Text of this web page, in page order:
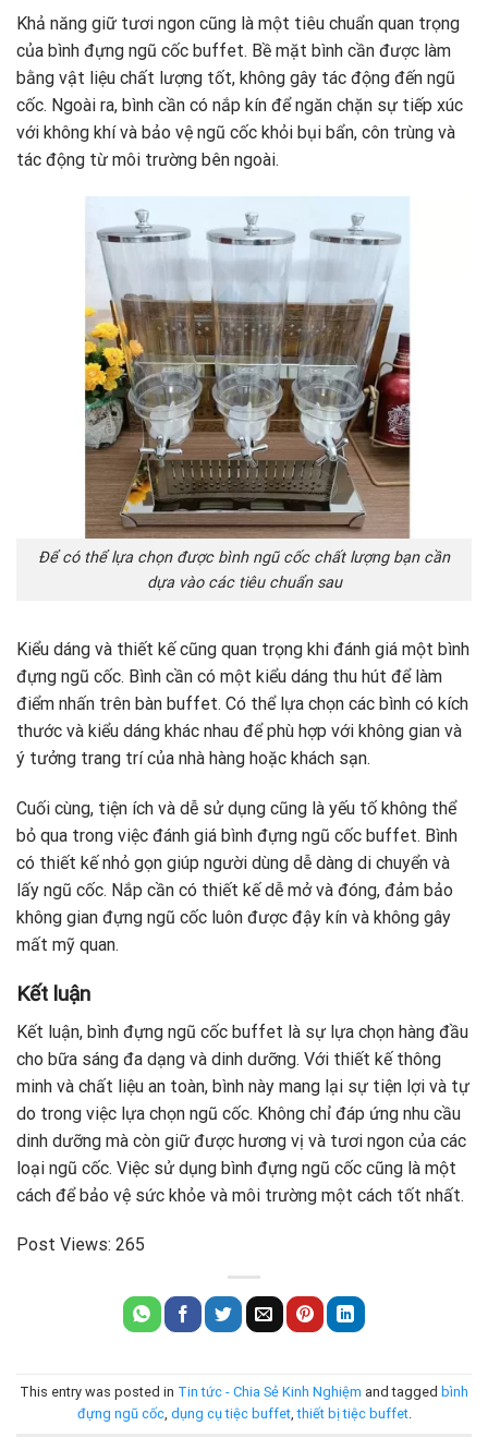
Khả năng giữ tươi ngon cũng là một tiêu chuẩn quan trọng
của bình đựng ngũ cốc buffet. Bề mặt bình cần được làm
bằng vật liệu chất lượng tốt, không gây tác động đến ngũ
cốc. Ngoài ra, bình cần có nắp kín để ngăn chặn sự tiếp xúc
với không khí và bảo vệ ngũ cốc khỏi bụi bẩn, côn trùng và
tác động từ môi trường bên ngoài.
Để có thể lựa chọn được bình ngũ cốc chất lượng bạn cần
dựa vào các tiêu chuẩn sau
Kiểu dáng và thiết kế cũng quan trọng khi đánh giá một bình
đựng ngũ cốc. Bình cần có một kiểu dáng thu hút để làm
điểm nhấn trên bàn buffet. Có thể lựa chọn các bình có kích
thước và kiểu dáng khác nhau để phù hợp với không gian và
ý tưởng trang trí của nhà hàng hoặc khách sạn.
Cuối cùng, tiện ích và dễ sử dụng cũng là yếu tố không thể
bỏ qua trong việc đánh giá bình đựng ngũ cốc buffet. Bình
có thiết kế nhỏ gọn giúp người dùng dễ dàng di chuyển và
lấy ngũ cốc. Nắp cần có thiết kế dễ mở và đóng, đảm bảo
không gian đựng ngũ cốc luôn được đậy kín và không gây
mất mỹ quan.
Kết luận
Kết luận, bình đựng ngũ cốc buffet là sự lựa chọn hàng đầu
cho bữa sáng đa dạng và dinh dưỡng. Với thiết kế thông
minh và chất liệu an toàn, bình này mang lại sự tiện lợi và tự
do trong việc lựa chọn ngũ cốc. Không chỉ đáp ứng nhu cầu
dinh dưỡng mà còn giữ được hương vị và tươi ngon của các
loại ngũ cốc. Việc sử dụng bình đựng ngũ cốc cũng là một
cách để bảo vệ sức khỏe và môi trường một cách tốt nhất.
Post Views: 265
This entry was posted in Tin tức - Chia Sẻ Kinh Nghiệm and tagged bình
đựng ngũ cốc, dụng cụ tiệc buffet,thiết bị tiệc buffet.